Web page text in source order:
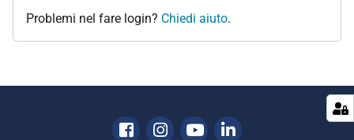
Problemi nel fare login? Chiedi aiuto.
Facebook
Instagram
YoutubeLinkedin